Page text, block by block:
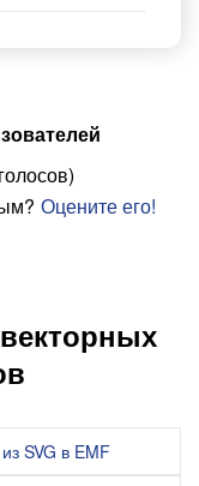
Оцените его!
из SVG в EMF